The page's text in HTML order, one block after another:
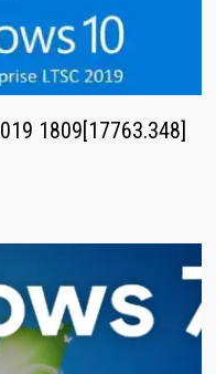
1809[17763.348]